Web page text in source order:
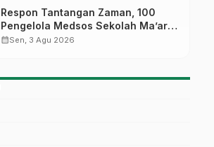
Respon Tantangan Zaman, 100
Pengelola Medsos Sekolah Ma’arif
Pekalongan Ikuti Pelatihan Literasi
calendar_monthSen, 3 Agu 2026